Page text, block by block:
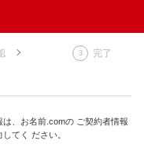
完了
、お名前.comの ご契約者情報
てく ださい。